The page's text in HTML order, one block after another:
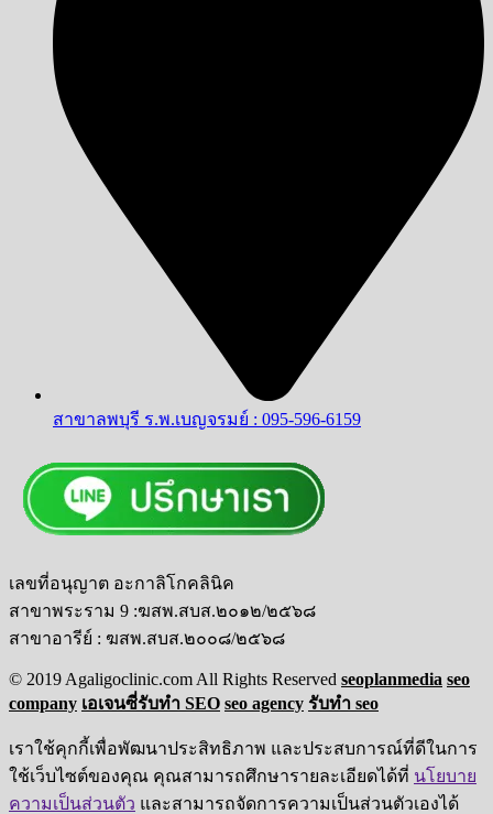
สาขาลพบุรี ร.พ.เบญจรมย์ : 095-596-6159
เลขที่อนุญาต อะกาลิโกคลินิค
สาขาพระราม 9 :ฆสพ.สบส.๒๐๑๒/๒๕๖๘
สาขาอารีย์ : ฆสพ.สบส.๒๐๐๘/๒๕๖๘
© 2019 Agaligoclinic.com All Rights Reserved seoplanmedia seo
company เอเจนซี่รับทำ SEO seo agency รับทำ seo
เราใช้คุกกี้เพื่อพัฒนาประสิทธิภาพ และประสบการณ์ที่ดีในการ
ใช้เว็บไซต์ของคุณ คุณสามารถศึกษารายละเอียดได้ที่ นโยบาย
ความเป็นส่วนตัว และสามารถจัดการความเป็นส่วนตัวเองได้